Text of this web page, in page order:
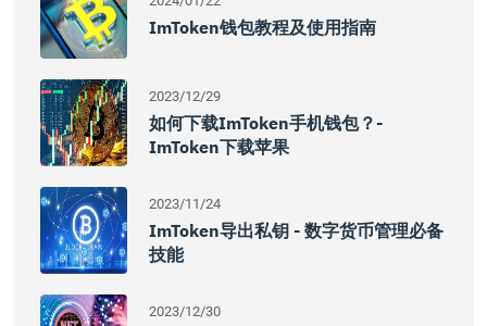
ImToken钱包教程及使用指南
2023/12/29
如何下载imToken手机钱包？-
ImToken下载苹果
2023/11/24
ImToken导出私钥 - 数字货币管理必备
技能
2023/12/30